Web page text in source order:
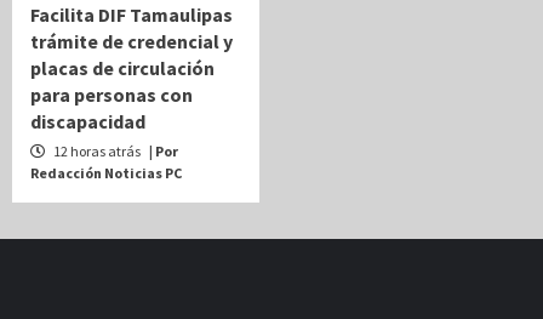
Facilita DIF Tamaulipas
trámite de credencial y
placas de circulación
para personas con
discapacidad
12 horas atrás | Por
Redacción Noticias PC